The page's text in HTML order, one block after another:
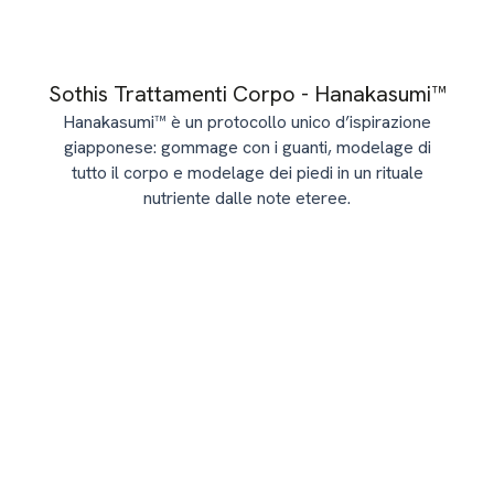
Sothis Trattamenti Corpo - Hanakasumi™
Hanakasumi™ è un protocollo unico d’ispirazione
giapponese: gommage con i guanti, modelage di
tutto il corpo e modelage dei piedi in un rituale
nutriente dalle note eteree.